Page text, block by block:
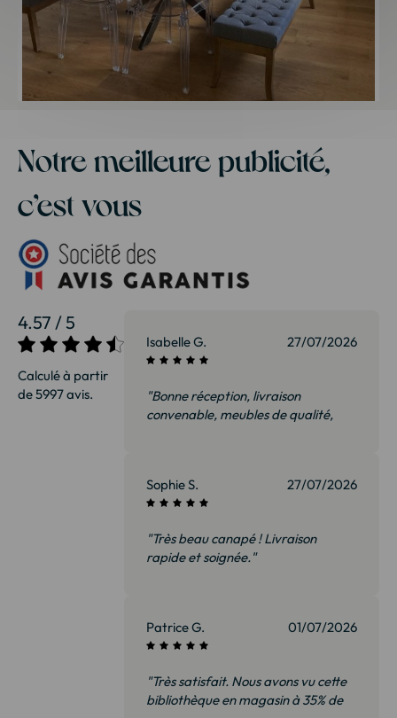
Notre meilleure publicité,
c’est vous
4.57 / 5
Calculé à partir
de 5997 avis.
Isabelle G. 27/07/2026
"Bonne réception, livraison
convenable, meubles de qualité,
Sophie S.
27/07/2026
"Très beau canapé ! Livraison
rapide et soignée."
Patrice G. 01/07/2026
"Très satisfait. Nous avons vu cette
bibliothèque en magasin à 35% de